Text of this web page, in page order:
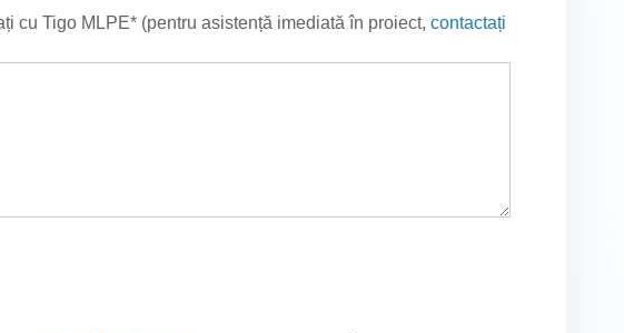
cu Tigo MLPE* (pentru asistență imediată în proiect, contactați